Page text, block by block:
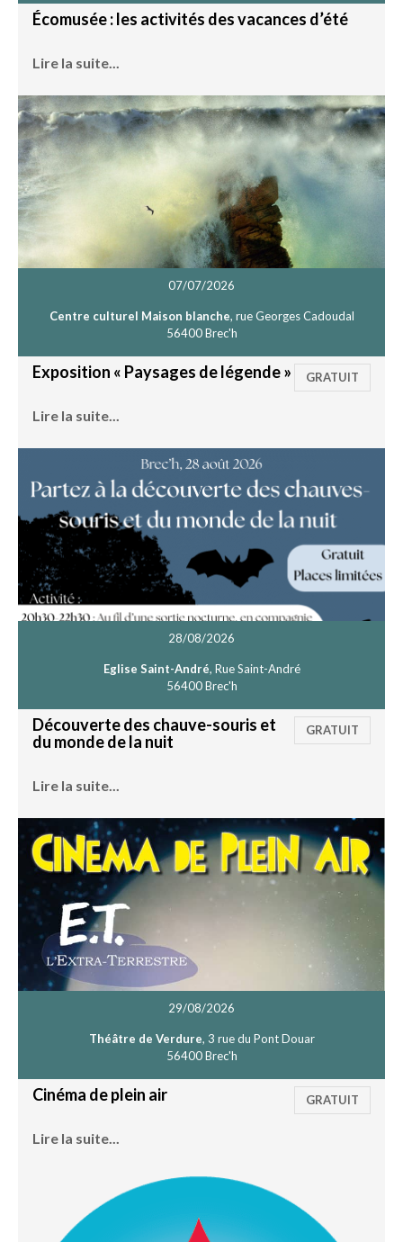
Écomusée : les activités des vacances d’été
Lire la suite...
07/07/2026
Centre culturel Maison blanche, rue Georges Cadoudal
56400 Brec'h
Exposition « Paysages de légende » GRATUIT
Lire la suite...
28/08/2026
Eglise Saint-André, Rue Saint-André
56400 Brec'h
Découverte des chauve-souris et
du monde de la nuit
GRATUIT
Lire la suite...
29/08/2026
Théâtre de Verdure, 3 rue du Pont Douar
56400 Brec'h
Cinéma de plein air GRATUIT
Lire la suite...